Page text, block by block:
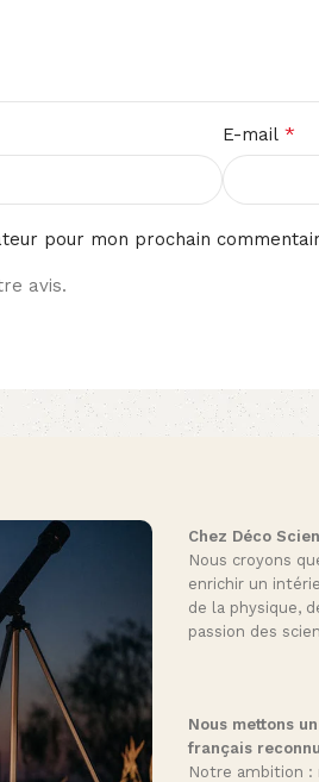
E-mail *
pour mon prochain
avis.
Chez Déco
Nous croyons
enrichir un
de la physique,
passion des
Nous mettons
français
Notre ambition :